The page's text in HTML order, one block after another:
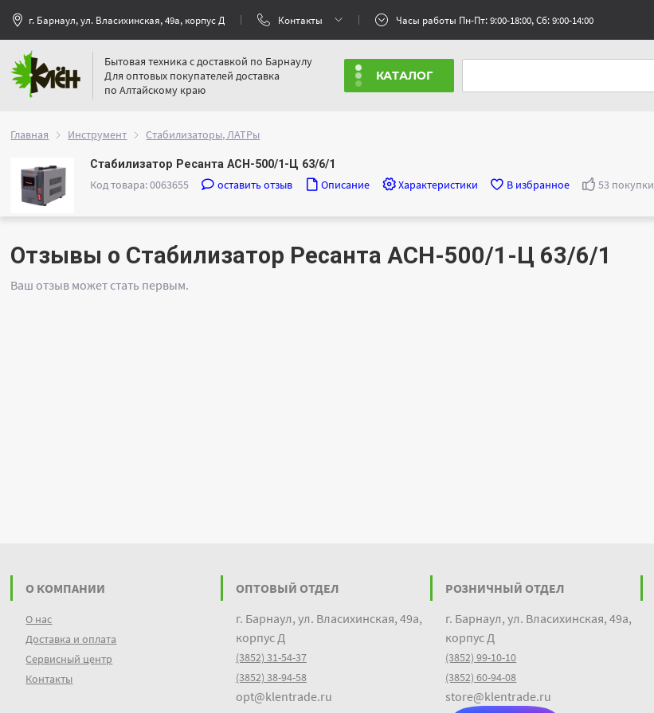
г. Барнаул, ул. Власихинская, 49а, корпус Д Контакты Часы работы Пн-Пт: 9:00-18:00, Сб: 9:00-14:00
Бытовая техника с доставкой по Барнаулу
Для оптовых покупателей доставка
по Алтайскому краю
КАТАЛОГ
Главная Инструмент Стабилизаторы, ЛАТРы
Стабилизатор Ресанта АСН-500/1-Ц 63/6/1
Код товара: 0063655 оставить отзыв Описание Характеристики В избранное 53 покупки
Отзывы о Стабилизатор Ресанта АСН-500/1-Ц 63/6/1
Ваш отзыв может стать первым.
О КОМПАНИИ
О нас
Доставка и оплата
Сервисный центр
Контакты
ОПТОВЫЙ ОТДЕЛ
г. Барнаул, ул. Власихинская, 49а,
корпус Д
(3852) 31-54-37
(3852) 38-94-58
opt@klentrade.ru
РОЗНИЧНЫЙ ОТДЕЛ
г. Барнаул, ул. Власихинская, 49а,
корпус Д
(3852) 99-10-10
(3852) 60-94-08
store@klentrade.ru